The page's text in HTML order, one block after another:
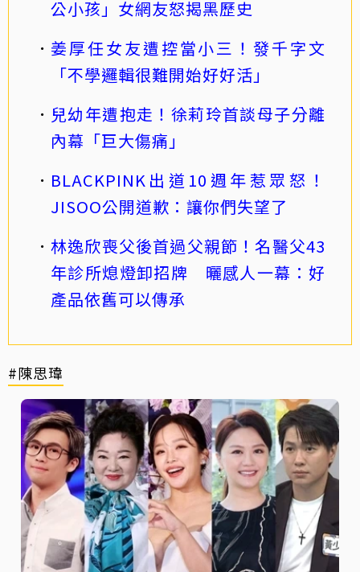
公小孩」女網友怒揭黑歷史
姜厚任女友遭控當小三！發千字文
「不學邏輯很難開始好好活」
兒幼年遭抱走！徐莉玲首談母子分離
內幕「巨大傷痛」
BLACKPINK出道10週年惹眾怒！
JISOO公開道歉：讓你們失望了
林逸欣喪父後首過父親節！名醫父43
年診所熄燈卸招牌 曬感人一幕：好
產品依舊可以傳承
#陳思瑋